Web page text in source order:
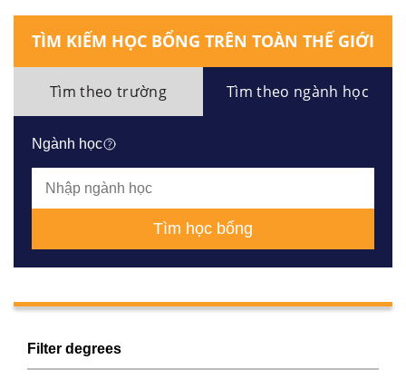
TÌM KIẾM HỌC BỔNG TRÊN TOÀN THẾ GIỚI
Tìm theo trường Tìm theo ngành học
Ngành học
Tìm học bổng
Filter degrees